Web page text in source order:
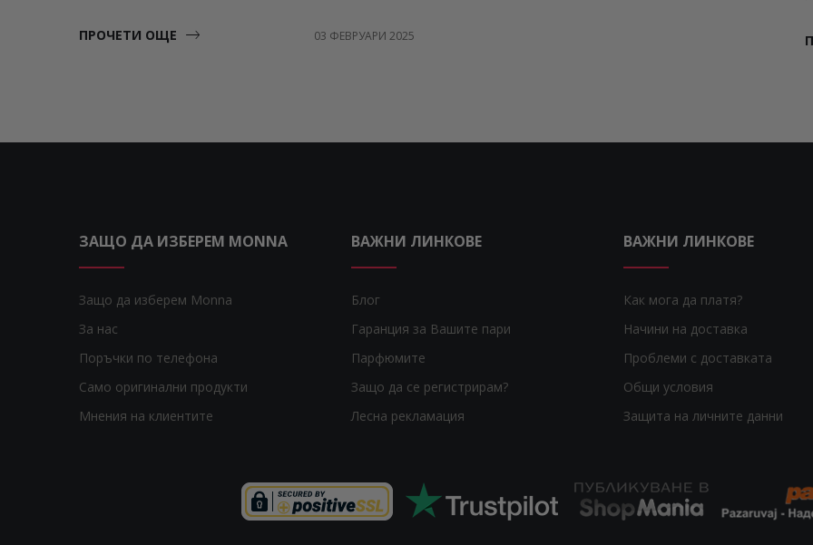
ПРОЧЕТИ ОЩЕ 03 ФЕВРУАРИ 2025
ЗАЩО ДА ИЗБЕРЕМ MONNA
Защо да изберем Monna
За нас
Поръчки по телефона
Само оригинални продукти
Мнения на клиентите
ВАЖНИ ЛИНКОВЕ
Блог
Гаранция за Вашите пари
Парфюмите
Защо да се регистрирам?
Лесна рекламация
ВАЖНИ ЛИНКОВЕ
Как мога да платя?
Начини на доставка
Проблеми с доставката
Общи условия
Защита на личните данни